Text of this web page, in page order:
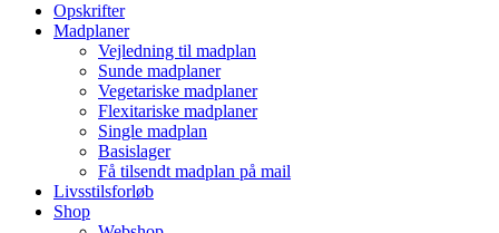
Opskrifter
Madplaner
Vejledning til madplan
Sunde madplaner
Vegetariske madplaner
Flexitariske madplaner
Single madplan
Basislager
Få tilsendt madplan på mail
Livsstilsforløb
Shop